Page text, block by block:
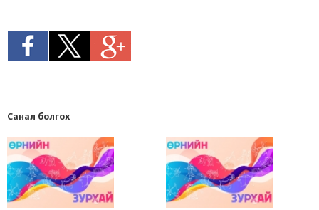
Санал болгох